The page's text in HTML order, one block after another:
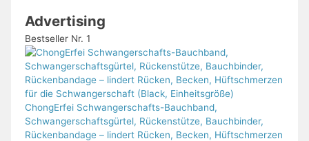
Advertising
Bestseller Nr. 1
ChongErfei Schwangerschafts-Bauchband,
Schwangerschaftsgürtel, Rückenstütze, Bauchbinder,
Rückenbandage – lindert Rücken, Becken, Hüftschmerzen